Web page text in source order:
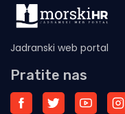
Jadranski web portal
Pratite nas